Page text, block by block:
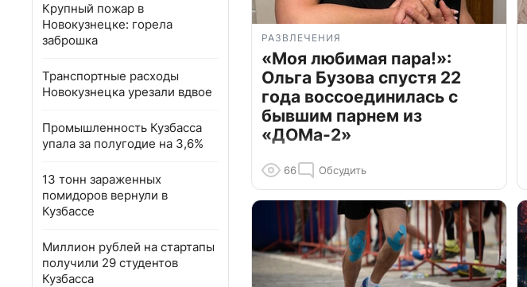
Крупный пожар в
Новокузнецке: горела
заброшка
Транспортные расходы
Новокузнецка урезали вдвое
Промышленность Кузбасса
упала за полугодие на 3,6%
13 тонн зараженных
помидоров вернули в
Кузбассе
Миллион рублей на стартапы
получили 29 студентов
Кузбасса
РАЗВЛЕЧЕНИЯ
«Моя любимая пара!»:
Ольга Бузова спустя 22
года воссоединилась с
бывшим парнем из
«ДОМа-2»
66 Обсудить